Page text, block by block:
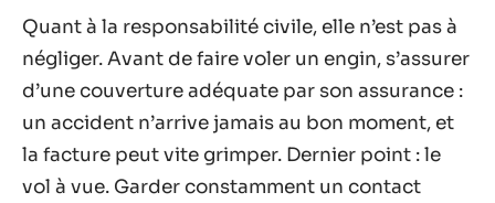
Quant à la responsabilité civile, elle n’est pas à
négliger. Avant de faire voler un engin, s’assurer
d’une couverture adéquate par son assurance :
un accident n’arrive jamais au bon moment, et
la facture peut vite grimper. Dernier point : le
vol à vue. Garder constamment un contact